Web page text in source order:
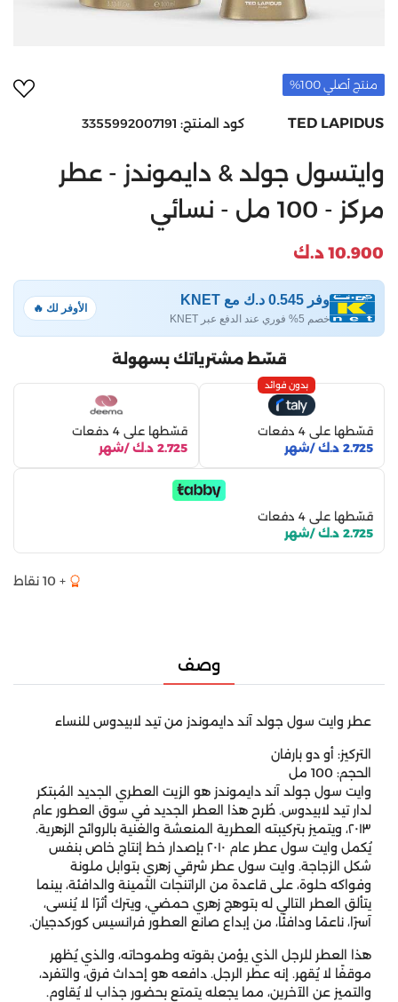
منتج أصلي 100%
TED LAPIDUS كود المنتج: 3355992007191
وايتسول جولد & دايموندز - عطر
مركز - 100 مل - نسائي
10.900 د.ك
وفر 0.545 د.ك مع KNET
خصم 5% فوري عند الدفع عبر KNET
الأوفر لك 🔥
قسّط مشترياتك بسهولة
بدون فوائد
قسّطها على 4 دفعات
2.725 د.ك /شهر
قسّطها على 4 دفعات
2.725 د.ك /شهر
قسّطها على 4 دفعات
2.725 د.ك /شهر
+ 10 نقاط
وصف
عطر وايت سول جولد آند دايموندز من تيد لابيدوس للنساء
التركيز: أو دو بارفان
الحجم: 100 مل
وايت سول جولد آند دايموندز هو الزيت العطري الجديد المُبتكر
لدار تيد لابيدوس. طُرح هذا العطر الجديد في سوق العطور عام
٢٠١٣، ويتميز بتركيبته العطرية المنعشة والغنية بالروائح الزهرية.
يُكمل وايت سول عطر عام ٢٠١٠ بإصدار خط إنتاج خاص بنفس
شكل الزجاجة. وايت سول عطر شرقي زهري بتوابل ملونة
وفواكه حلوة، على قاعدة من الراتنجات الثمينة والدافئة، بينما
يتألق العطر التالي له بتوهج زهري حمضي، ويترك أثرًا لا يُنسى،
آسرًا، ناعمًا ودافئًا، من إبداع صانع العطور فرانسيس كوركدجيان.
هذا العطر للرجل الذي يؤمن بقوته وطموحاته، والذي يُظهر
موقفًا لا يُقهر. إنه عطر الرجل. دافعه هو إحداث فرق، والتفرد،
والتميز عن الآخرين، مما يجعله يتمتع بحضور جذاب لا يُقاوم.